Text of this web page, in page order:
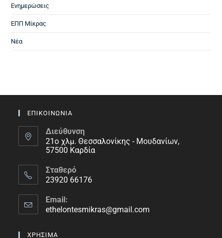
Ενημερώσεις
ΕΠΠ Μίκρας
Νέα
ΕΠΙΚΟΙΝΩΝΙΑ
Διεύθυνση
21ο χλμ. Θεσσαλονίκης - Μουδανίων,
57500 Καρδία
Σταθερό
23920 66176
Email:
ethelontesmikras@gmail.com
ΧΡΗΣΙΜΑ